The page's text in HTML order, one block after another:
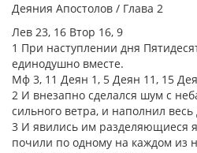
Деяния Апостолов / Глава 2
Лев 23, 16 Втор 16, 9
1 При наступлении дня
единодушно вместе.
Мф 3, 11 Деян 1, 5 Деян 11, 15
2 И внезапно сделался шум с
сильного ветра, и наполнил
3 И явились им разделяющиеся
почили по одному на каждом из